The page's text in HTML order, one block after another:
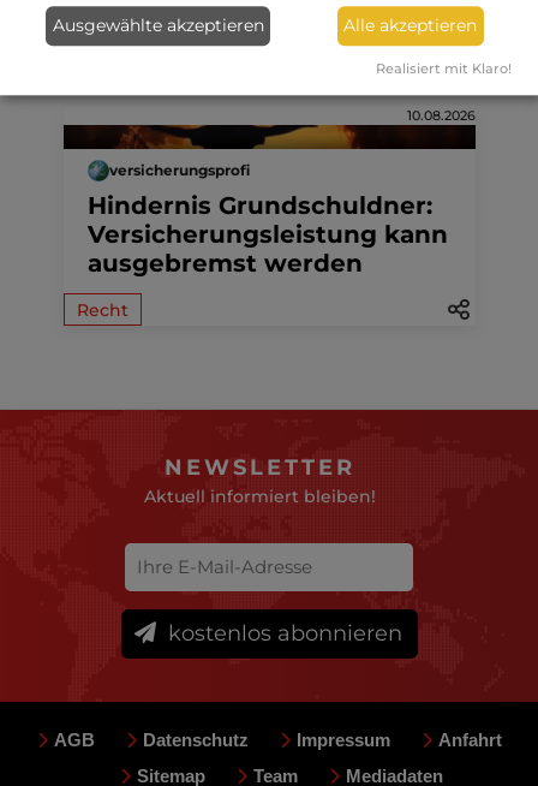
10.08.2026
versicherungsprofi
Hindernis Grundschuldner:
Versicherungsleistung kann
ausgebremst werden
Recht
NEWSLETTER
Aktuell informiert bleiben!
kostenlos abonnieren
AGB Datenschutz Impressum
Anfahrt
Sitemap
Team Mediadaten
Ausgewählte akzeptieren Alle akzeptieren
Realisiert mit Klaro!